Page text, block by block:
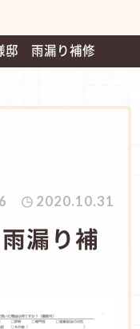
邸 雨漏り補修
2020.10.31
漏り補